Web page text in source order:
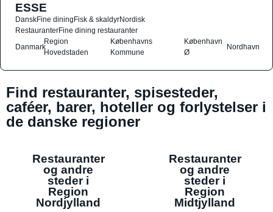
ESSE
DanskFine diningFisk & skaldyrNordisk
RestauranterFine dining restauranter
Danmark
Region
Hovedstaden
Københavns
Kommune
København
Ø
Nordhavn
Find restauranter, spisesteder,
caféer, barer, hoteller og forlystelser i
de danske regioner
Restauranter
og andre
steder i
Region
Nordjylland
Restauranter
og andre
steder i
Region
Midtjylland